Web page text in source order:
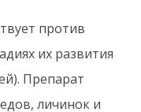
против
их развития
Препарат
личинок и